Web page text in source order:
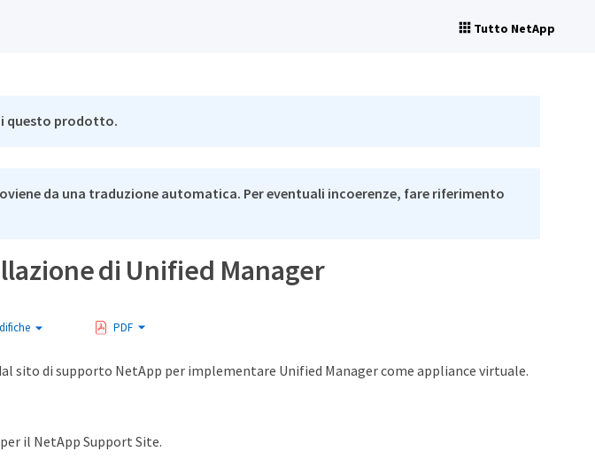
Tutto NetApp
questo prodotto.
da una traduzione automatica. Per eventuali incoerenze, fare riferimento
di Unified Manager
PDF
sito di supporto NetApp per implementare Unified Manager come appliance virtuale.
il NetApp Support Site.